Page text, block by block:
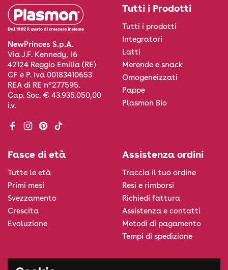
NewPrinces S.p.A.
Via J.F. Kennedy, 16
42124 Reggio Emilia (RE)
CF e P. Iva 00183410653
REA di RE n°277595.
Cap. Soc. € 43.935.050,00
i.v.
Facebook
Instagram
Pinterest
TikTok
Tutti i Prodotti
Tutti i prodotti
Integratori
Latti
Merende e snack
Omogeneizzati
Pappe
Plasmon Bio
Fasce di età
Tutte le età
Primi mesi
Svezzamento
Crescita
Evoluzione
Assistenza ordini
Traccia il tuo ordine
Resi e rimborsi
Richiedi fattura
Assistenza e contatti
Metodi di pagamento
Tempi di spedizione
Informazioni legali